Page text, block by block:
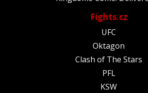
Fights.cz
UFC
Oktagon
Clash of The Stars
PFL
KSW